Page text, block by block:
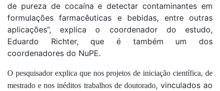
de pureza de cocaína e detectar contaminantes em
formulações farmacêuticas e bebidas, entre outras
aplicações”, explica o coordenador do estudo,
Eduardo Richter, que é também um dos
coordenadores do NuPE.
O pesquisador explica que nos projetos de iniciação científica, de
mestrado enos inéditos trabalhos de doutorado, vinculados ao